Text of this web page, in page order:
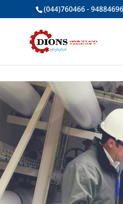
(044)760466 -